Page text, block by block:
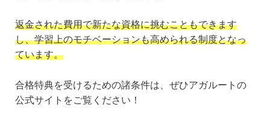
返金された費用で新たな資格に挑むこともできます
し、学習上のモチベーションも高められる制度となっ
ています。
合格特典を受けるための諸条件は、ぜひアガルートの
公式サイトをご覧ください！